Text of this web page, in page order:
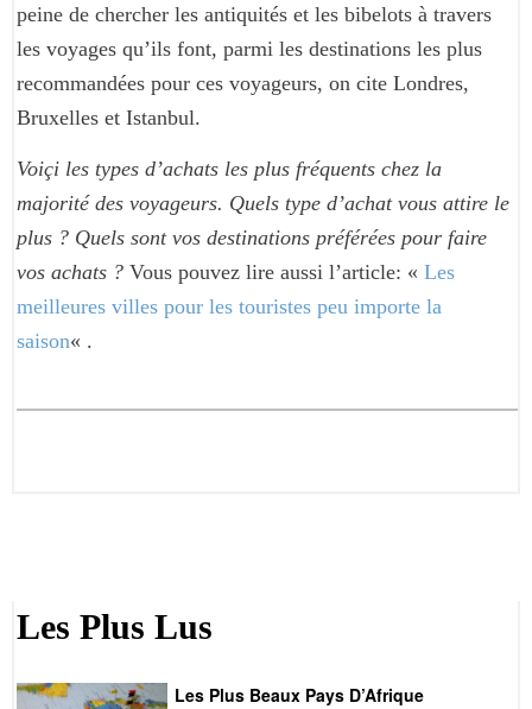
peine de chercher les antiquités et les bibelots à travers
les voyages qu’ils font, parmi les destinations les plus
recommandées pour ces voyageurs, on cite Londres,
Bruxelles et Istanbul.
Voiçi les types d’achats les plus fréquents chez la
majorité des voyageurs. Quels type d’achat vous attire le
plus ? Quels sont vos destinations préférées pour faire
vos achats ? Vous pouvez lire aussi l’article: « Les
meilleures villes pour les touristes peu importe la
saison« .
Les Plus Lus
Les Plus Beaux Pays D’Afrique